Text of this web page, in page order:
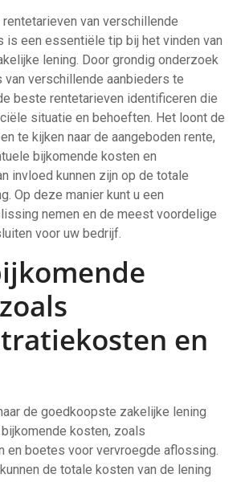
rentetarieven van verschillende
is een essentiële tip bij het vinden van
lening. Door grondig onderzoek
verschillende aanbieders te
beste rentetarieven identificeren die
situatie en behoeften. Het loont de
te kijken naar de aangeboden rente,
bijkomende kosten en
invloed kunnen zijn op de totale
Op deze manier kunt u een
nemen en de meest voordelige
voor uw bedrijf.
en
de goedkoopste zakelijke lening
kosten, zoals
en boetes voor vervroegde aflossing.
de totale kosten van de lening